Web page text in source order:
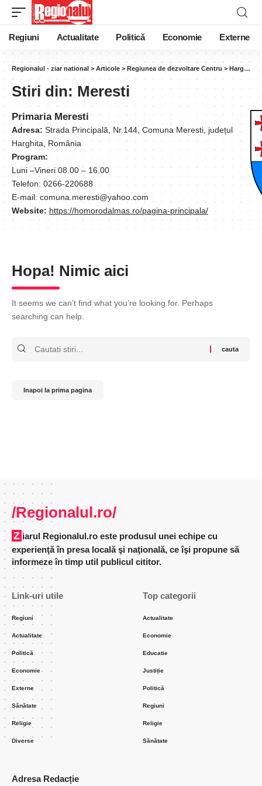
Regiuni Actualitate Politică Economie Externe
Regionalul - ziar national > Articole > Regiunea de dezvoltare Centru > Harghita
Stiri din:Meresti
Primaria Meresti
Adresa: Strada Principală, Nr.144, Comuna Meresti, județul
Harghita, România
Program:
Luni –Vineri 08.00 – 16.00
Telefon: 0266-220688
E-mail: comuna.meresti@yahoo.com
Website: https://homorodalmas.ro/pagina-principala/
Hopa! Nimic aici
It seems we can’t find what you’re looking for. Perhaps
searching can help.
Inapoi la prima pagina
/Regionalul.ro/
Ziarul Regionalul.ro este produsul unei echipe cu
experienţă în presa locală şi naţională, ce îşi propune să
informeze în timp util publicul cititor.
Link-uri utile
Regiuni
Actualitate
Politică
Economie
Externe
Sănătate
Religie
Diverse
Top categorii
Actualitate
Economie
Educatie
Justiție
Politică
Regiuni
Religie
Sănătate
Adresa Redacție